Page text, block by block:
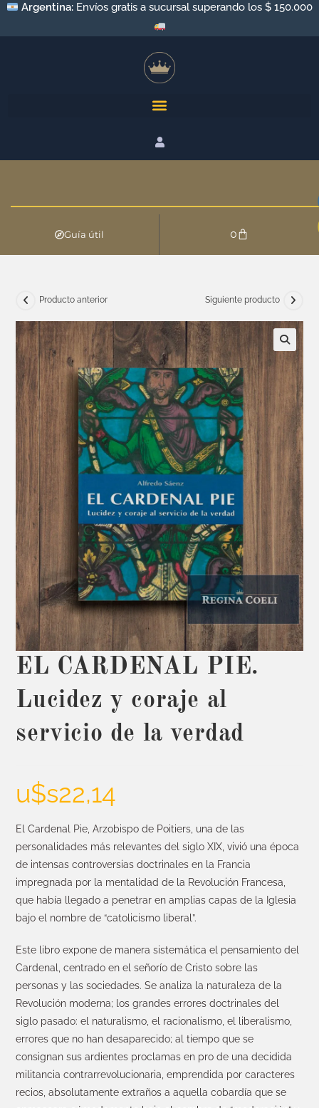
Argentina: Envíos gratis a sucursal superando los $ 150.000
Guía útil 0
Producto anterior Siguiente producto
EL CARDENAL PIE.
Lucidez y coraje al
servicio de la verdad
u$s22,14
El Cardenal Pie, Arzobispo de Poitiers, una de las
personalidades más relevantes del siglo XIX, vivió una época
de intensas controversias doctrinales en la Francia
impregnada por la mentalidad de la Revolución Francesa,
que había llegado a penetrar en amplias capas de la Iglesia
bajo el nombre de “catolicismo liberal”.
Este libro expone de manera sistemática el pensamiento del
Cardenal, centrado en el señorío de Cristo sobre las
personas y las sociedades. Se analiza la naturaleza de la
Revolución moderna; los grandes errores doctrinales del
siglo pasado: el naturalismo, el racionalismo, el liberalismo,
errores que no han desaparecido; al tiempo que se
consignan sus ardientes proclamas en pro de una decidida
militancia contrarrevolucionaria, emprendida por caracteres
recios, absolutamente extraños a aquella cobardía que se